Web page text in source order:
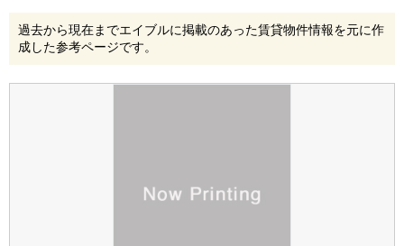
過去から現在までエイブルに掲載のあった賃貸物件情報を元に作
成した参考ページです。